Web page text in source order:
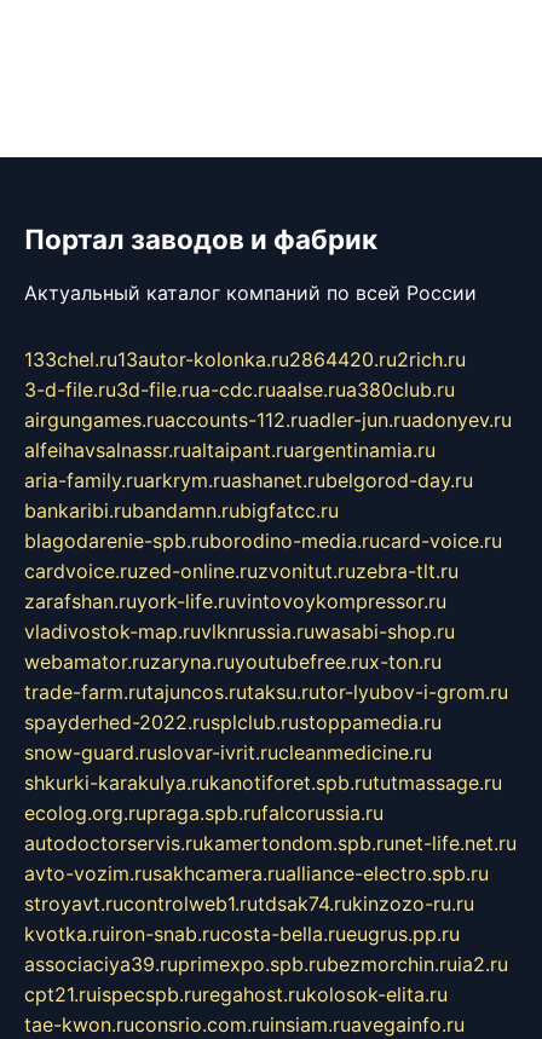
Портал заводов и фабрик
Актуальный каталог компаний по всей России
133chel.ru13autor-kolonka.ru2864420.ru2rich.ru
3-d-file.ru3d-file.rua-cdc.ruaalse.rua380club.ru
airgungames.ruaccounts-112.ruadler-jun.ruadonyev.ru
alfeihavsalnassr.rualtaipant.ruargentinamia.ru
aria-family.ruarkrym.ruashanet.rubelgorod-day.ru
bankaribi.rubandamn.rubigfatcc.ru
blagodarenie-spb.ruborodino-media.rucard-voice.ru
cardvoice.ruzed-online.ruzvonitut.ruzebra-tlt.ru
zarafshan.ruyork-life.ruvintovoykompressor.ru
vladivostok-map.ruvlknrussia.ruwasabi-shop.ru
webamator.ruzaryna.ruyoutubefree.rux-ton.ru
trade-farm.rutajuncos.rutaksu.rutor-lyubov-i-grom.ru
spayderhed-2022.rusplclub.rustoppamedia.ru
snow-guard.ruslovar-ivrit.rucleanmedicine.ru
shkurki-karakulya.rukanotiforet.spb.rututmassage.ru
ecolog.org.rupraga.spb.rufalcorussia.ru
autodoctorservis.rukamertondom.spb.runet-life.net.ru
avto-vozim.rusakhcamera.rualliance-electro.spb.ru
stroyavt.rucontrolweb1.rutdsak74.rukinzozo-ru.ru
kvotka.ruiron-snab.rucosta-bella.rueugrus.pp.ru
associaciya39.ruprimexpo.spb.rubezmorchin.ruia2.ru
cpt21.ruispecspb.ruregahost.rukolosok-elita.ru
tae-kwon.ruconsrio.com.ruinsiam.ruavegainfo.ru